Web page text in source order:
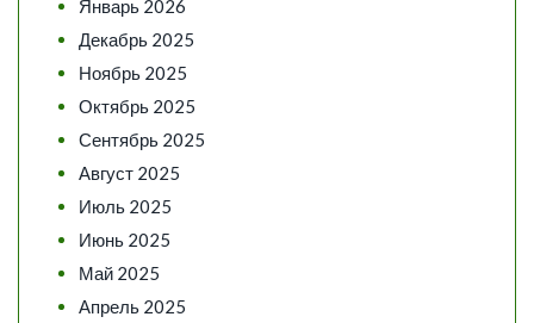
Январь 2026
Декабрь 2025
Ноябрь 2025
Октябрь 2025
Сентябрь 2025
Август 2025
Июль 2025
Июнь 2025
Май 2025
Апрель 2025